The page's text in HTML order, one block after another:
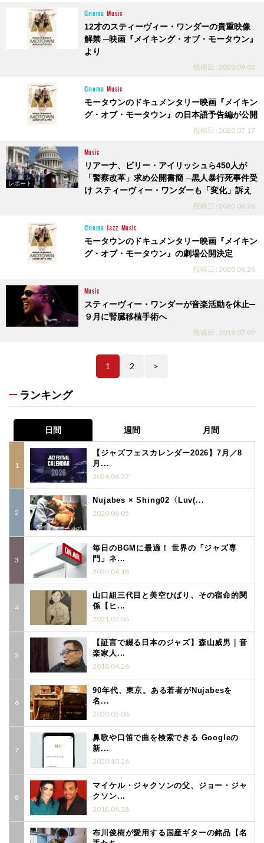
Cinema Music
12才のスティーヴィー・ワンダーの貴重映像
解禁 ─映画『メイキング・オブ・モータウン』
より
投稿日 : 2020.09.03
Cinema Music
モータウンのドキュメンタリー映画『メイキン
グ・オブ・モータウン』の日本語予告編が公開
投稿日 : 2020.07.17
レポート
Music
リアーナ、ビリー・アイリッシュら450人が
「警察改革」求め公開書簡 ─黒人暴行死事件受
け スティーヴィー・ワンダーも「変化」訴え
投稿日 : 2020.06.26
Cinema Jazz Music
モータウンのドキュメンタリー映画『メイキン
グ・オブ・モータウン』の劇場公開決定
投稿日 : 2020.06.26
Music
スティーヴィー・ワンダーが音楽活動を休止─
９月に腎臓移植手術へ
投稿日 : 2019.07.09
1 2 >
ランキング
日間 週間 月間
【ジャズフェスカレンダー2026】7月／8
月...
2026.06.27
Nujabes × Shing02〈Luv(...
2020.06.05
毎日のBGMに最適！ 世界の「ジャズ専
門」ネ...
2020.04.18
山口組三代目と美空ひばり、その宿命的関
係【ヒ...
2021.07.06
【証言で綴る日本のジャズ】森山威男｜音
楽家人...
2018.04.26
90年代、東京。ある若者がNujabesを
名...
2020.05.08
鼻歌や口笛で曲を検索できる Googleの
新...
2020.10.26
マイケル・ジャクソンの父、ジョー・ジャ
クソン...
2018.06.28
布川俊樹が愛用する国産ギターの銘品【名